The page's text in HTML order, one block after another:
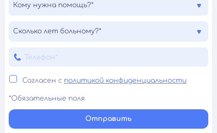
Кому нужна помощь?*
Сколько лет больному?*
Согласен с политикой конфиденциальности
*Обязательные поля
Отправить